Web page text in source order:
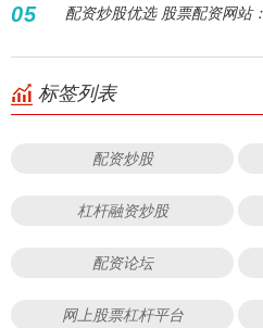
05 配资炒股优选 股票配资网站
标签列表
配资炒股
杠杆融资炒股
配资论坛
网上股票杠杆平台